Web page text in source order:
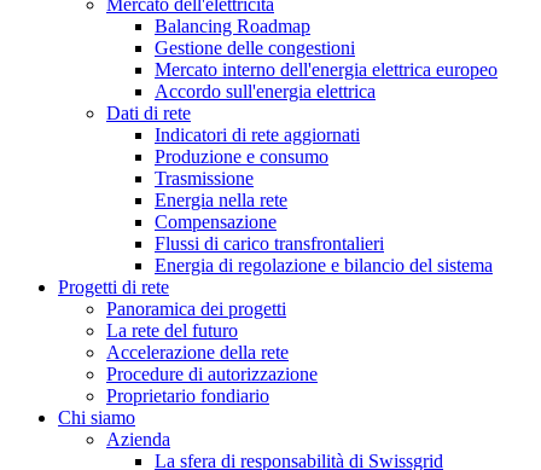
Mercato dell'elettricità
Balancing Roadmap
Gestione delle congestioni
Mercato interno dell'energia elettrica europeo
Accordo sull'energia elettrica
Dati di rete
Indicatori di rete aggiornati
Produzione e consumo
Trasmissione
Energia nella rete
Compensazione
Flussi di carico transfrontalieri
Energia di regolazione e bilancio del sistema
Progetti di rete
Panoramica dei progetti
La rete del futuro
Accelerazione della rete
Procedure di autorizzazione
Proprietario fondiario
Chi siamo
Azienda
La sfera di responsabilità di Swissgrid